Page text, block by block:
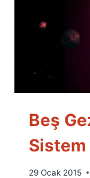
Beş
Sistem
By
29 Ocak 2015